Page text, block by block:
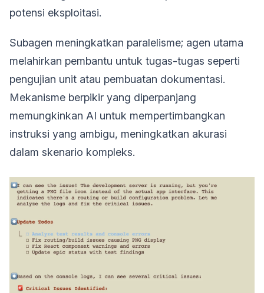
potensi eksploitasi.
Subagen meningkatkan paralelisme; agen utama
melahirkan pembantu untuk tugas-tugas seperti
pengujian unit atau pembuatan dokumentasi.
Mekanisme berpikir yang diperpanjang
memungkinkan AI untuk mempertimbangkan
instruksi yang ambigu, meningkatkan akurasi
dalam skenario kompleks.